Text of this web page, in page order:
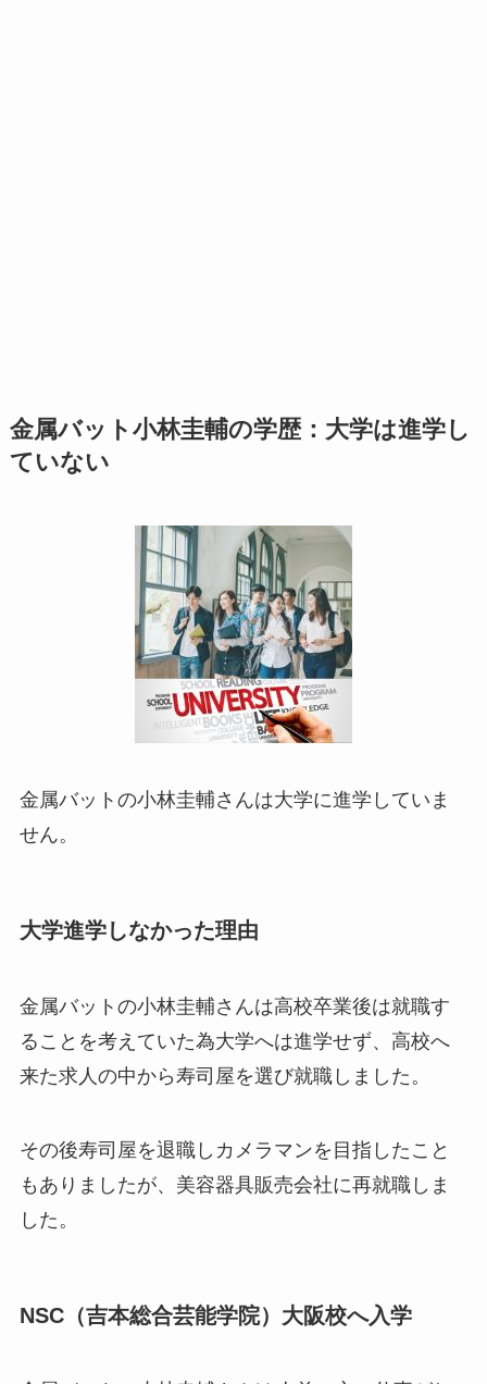
金属バット小林圭輔の学歴：大学は進学し
ていない
金属バットの小林圭輔さんは大学に進学していま
せん。
大学進学しなかった理由
金属バットの小林圭輔さんは高校卒業後は就職す
ることを考えていた為大学へは進学せず、高校へ
来た求人の中から寿司屋を選び就職しました。
その後寿司屋を退職しカメラマンを目指したこと
もありましたが、美容器具販売会社に再就職しま
した。
NSC（吉本総合芸能学院）大阪校へ入学